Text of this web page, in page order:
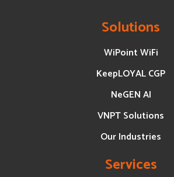
Solutions
WiPoint WiFi
KeepLOYAL CGP
NeGEN AI
VNPT Solutions
Our Industries
Services